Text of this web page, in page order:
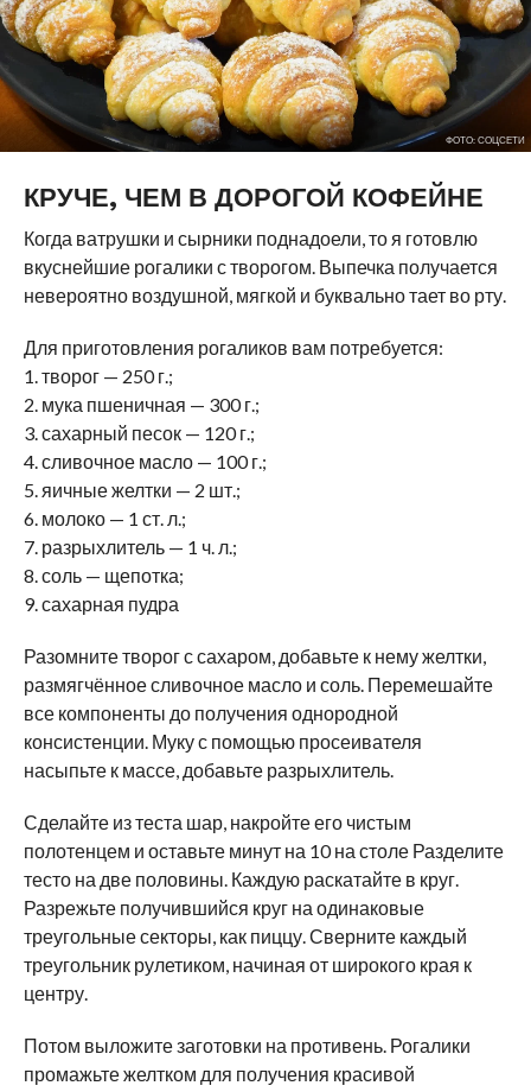
ФОТО: СОЦСЕТИ
КРУЧЕ, ЧЕМ В ДОРОГОЙ КОФЕЙНЕ
Когда ватрушки и сырники поднадоели, то я готовлю
вкуснейшие рогалики с творогом. Выпечка получается
невероятно воздушной, мягкой и буквально тает во рту.
Для приготовления рогаликов вам потребуется:
1. творог — 250 г.;
2. мука пшеничная — 300 г.;
3. сахарный песок — 120 г.;
4. сливочное масло — 100 г.;
5. яичные желтки — 2 шт.;
6. молоко — 1 ст. л.;
7. разрыхлитель — 1 ч. л.;
8. соль — щепотка;
9. сахарная пудра
Разомните творог с сахаром, добавьте к нему желтки,
размягчённое сливочное масло и соль. Перемешайте
все компоненты до получения однородной
консистенции. Муку с помощью просеивателя
насыпьте к массе, добавьте разрыхлитель.
Сделайте из теста шар, накройте его чистым
полотенцем и оставьте минут на 10 на столе Разделите
тесто на две половины. Каждую раскатайте в круг.
Разрежьте получившийся круг на одинаковые
треугольные секторы, как пиццу. Сверните каждый
треугольник рулетиком, начиная от широкого края к
центру.
Потом выложите заготовки на противень. Рогалики
промажьте желтком для получения красивой